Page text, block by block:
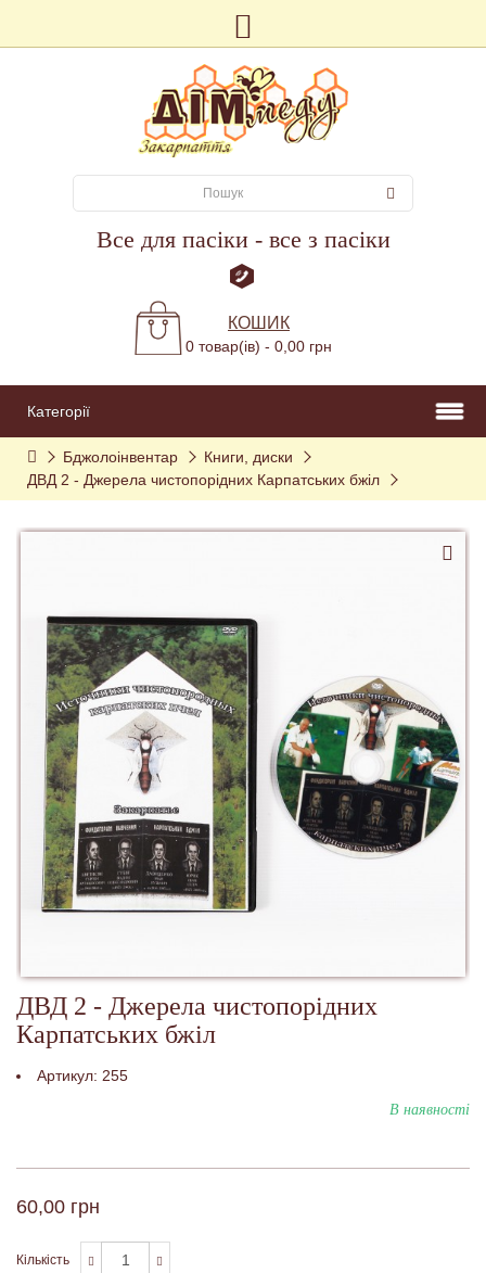
Все для пасіки - все з пасіки
КОШИК
0 товар(ів) - 0,00 грн
Категорії
Бджолоінвентар
Книги, диски
ДВД 2 - Джерела чистопорідних Карпатських бжіл
ДВД 2 - Джерела чистопорідних
Карпатських бжіл
Артикул: 255
В наявності
60,00 грн
Кількість